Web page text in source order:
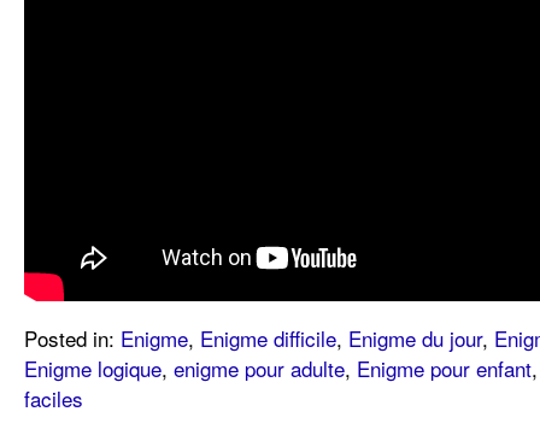
Posted in: Enigme, Enigme difficile, Enigme du jour,
Enigme logique, enigme pour adulte, Enigme pour enfant
faciles